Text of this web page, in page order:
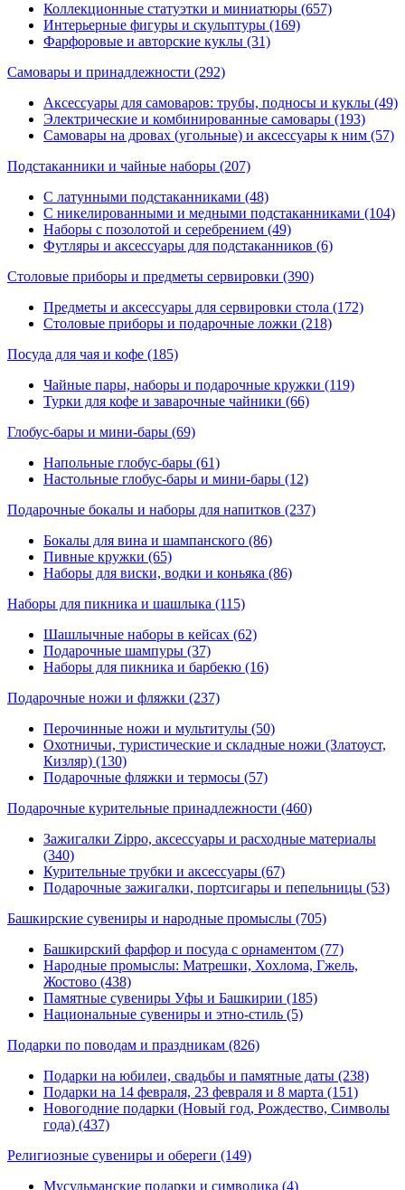
Коллекционные статуэтки и миниатюры (657)
Интерьерные фигуры и скульптуры (169)
Фарфоровые и авторские куклы (31)
Самовары и принадлежности (292)
Аксессуары для самоваров: трубы, подносы и куклы (49)
Электрические и комбинированные самовары (193)
Самовары на дровах (угольные) и аксессуары к ним (57)
Подстаканники и чайные наборы (207)
С латунными подстаканниками (48)
С никелированными и медными подстаканниками (104)
Наборы с позолотой и серебрением (49)
Футляры и аксессуары для подстаканников (6)
Столовые приборы и предметы сервировки (390)
Предметы и аксессуары для сервировки стола (172)
Столовые приборы и подарочные ложки (218)
Посуда для чая и кофе (185)
Чайные пары, наборы и подарочные кружки (119)
Турки для кофе и заварочные чайники (66)
Глобус-бары и мини-бары (69)
Напольные глобус-бары (61)
Настольные глобус-бары и мини-бары (12)
Подарочные бокалы и наборы для напитков (237)
Бокалы для вина и шампанского (86)
Пивные кружки (65)
Наборы для виски, водки и коньяка (86)
Наборы для пикника и шашлыка (115)
Шашлычные наборы в кейсах (62)
Подарочные шампуры (37)
Наборы для пикника и барбекю (16)
Подарочные ножи и фляжки (237)
Перочинные ножи и мультитулы (50)
Охотничьи, туристические и складные ножи (Златоуст,
Кизляр) (130)
Подарочные фляжки и термосы (57)
Подарочные курительные принадлежности (460)
Зажигалки Zippo, аксессуары и расходные материалы
(340)
Курительные трубки и аксессуары (67)
Подарочные зажигалки, портсигары и пепельницы (53)
Башкирские сувениры и народные промыслы (705)
Башкирский фарфор и посуда с орнаментом (77)
Народные промыслы: Матрешки, Хохлома, Гжель,
Жостово (438)
Памятные сувениры Уфы и Башкирии (185)
Национальные сувениры и этно-стиль (5)
Подарки по поводам и праздникам (826)
Подарки на юбилеи, свадьбы и памятные даты (238)
Подарки на 14 февраля, 23 февраля и 8 марта (151)
Новогодние подарки (Новый год, Рождество, Символы
года) (437)
Религиозные сувениры и обереги (149)
Мусульманские подарки и символика (4)